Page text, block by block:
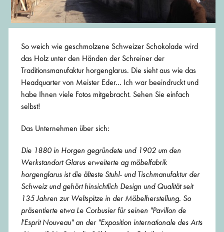
So weich wie geschmolzene Schweizer Schokolade wird
das Holz unter den Händen der Schreiner der
Traditionsmanufaktur horgenglarus. Die sieht aus wie das
Headquarter von Meister Eder... Ich war beeindruckt und
habe Ihnen viele Fotos mitgebracht. Sehen Sie einfach
selbst!
Das Unternehmen über sich:
Die 1880 in Horgen gegründete und 1902 um den
Werkstandort Glarus erweiterte ag möbelfabrik
horgenglarus ist die älteste Stuhl- und Tischmanufaktur der
Schweiz und gehört hinsichtlich Design und Qualität seit
135 Jahren zur Weltspitze in der Möbelherstellung. So
präsentierte etwa Le Corbusier für seinen "Pavillon de
l'Esprit Nouveau" an der "Exposition internationale des Arts